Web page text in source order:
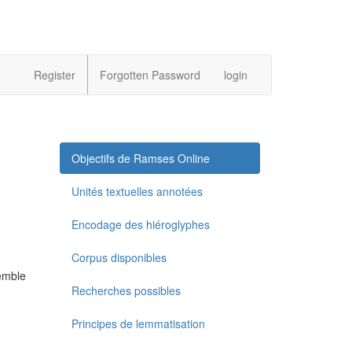
Register Forgotten Password login
Objectifs de Ramses Online
Unités textuelles annotées
Encodage des hiéroglyphes
Corpus disponibles
Recherches possibles
Principes de lemmatisation